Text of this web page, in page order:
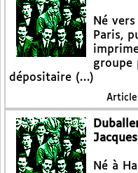
Né
Paris,
groupe
dépositaire (…)
Né à